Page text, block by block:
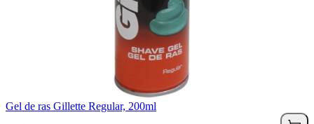
Gel de ras Gillette Regular, 200ml